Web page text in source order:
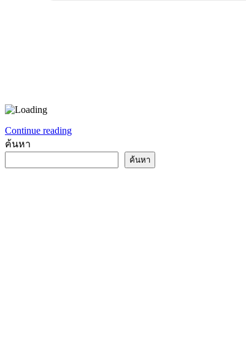
Continue reading
ค้นหา
ค้นหา